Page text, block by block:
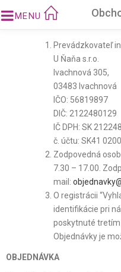
Prevádzkovateľ
U Ňaňa s.r.o.
Ivachnová 305,
03483 Ivachnová
IČO: 56819897
DIČ: 2122480129
IČ DPH: SK
č. účtu: SK41
Zodpovedná
7.30 – 17.00.
mail:
O registrácii
identifikácie pri
poskytnuté tretím
Objednávky je
OBJEDNÁVKA